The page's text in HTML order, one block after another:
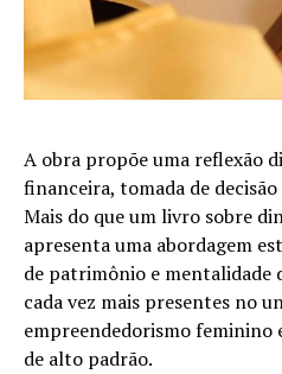
A obra propõe uma reflexão
financeira, tomada de
Mais do que um livro sobre
apresenta uma abordagem
de patrimônio e mentalidade
cada vez mais presentes no
empreendedorismo feminino
de alto padrão.